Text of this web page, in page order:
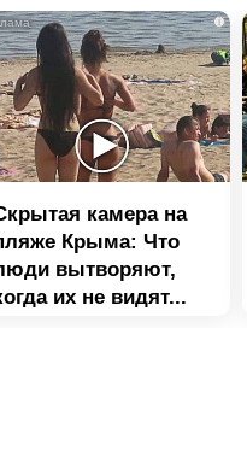
i
камера на
Крыма: Что
вытворяют,
их не видят...